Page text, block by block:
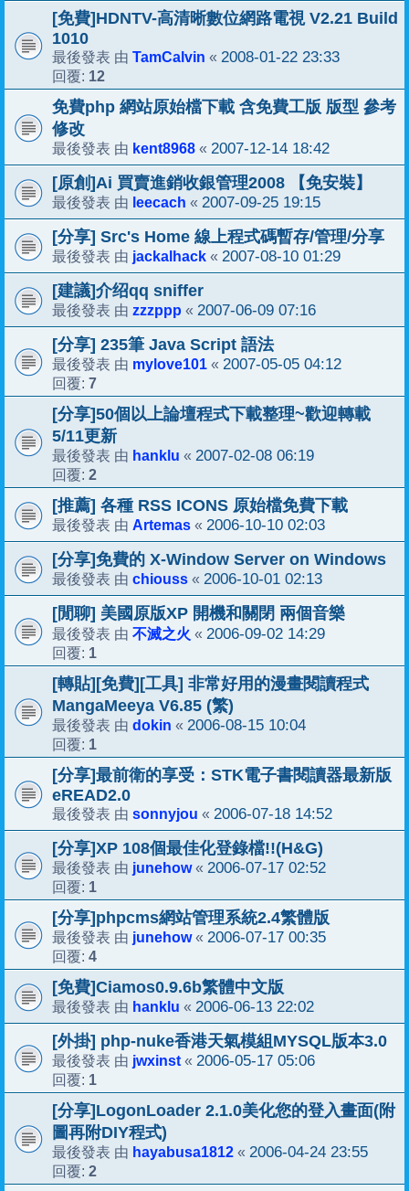
[免費]HDNTV-高清晰數位網路電視 V2.21 Build
1010
最後發表 由 TamCalvin « 2008-01-22 23:33
回覆: 12
免費php 網站原始檔下載 含免費工版 版型 參考
修改
最後發表 由 kent8968 « 2007-12-14 18:42
[原創]Ai 買賣進銷收銀管理2008 【免安裝】
最後發表 由 leecach « 2007-09-25 19:15
[分享] Src's Home 線上程式碼暫存/管理/分享
最後發表 由 jackalhack « 2007-08-10 01:29
[建議]介绍qq sniffer
最後發表 由 zzzppp « 2007-06-09 07:16
[分享] 235筆 Java Script 語法
最後發表 由 mylove101 « 2007-05-05 04:12
回覆: 7
[分享]50個以上論壇程式下載整理~歡迎轉載
5/11更新
最後發表 由 hanklu « 2007-02-08 06:19
回覆: 2
[推薦] 各種 RSS ICONS 原始檔免費下載
最後發表 由 Artemas « 2006-10-10 02:03
[分享]免費的 X-Window Server on Windows
最後發表 由 chiouss « 2006-10-01 02:13
[閒聊] 美國原版XP 開機和關閉 兩個音樂
最後發表 由 不滅之火 « 2006-09-02 14:29
回覆: 1
[轉貼][免費][工具] 非常好用的漫畫閱讀程式
MangaMeeya V6.85 (繁)
最後發表 由 dokin « 2006-08-15 10:04
回覆: 1
[分享]最前衛的享受：STK電子書閱讀器最新版
eREAD2.0
最後發表 由 sonnyjou « 2006-07-18 14:52
[分享]XP 108個最佳化登錄檔!!(H&G)
最後發表 由 junehow« 2006-07-17 02:52
回覆: 1
[分享]phpcms網站管理系統2.4繁體版
最後發表 由 junehow« 2006-07-17 00:35
回覆: 4
[免費]Ciamos0.9.6b繁體中文版
最後發表 由 hanklu « 2006-06-13 22:02
[外掛] php-nuke香港天氣模組MYSQL版本3.0
最後發表 由 jwxinst « 2006-05-17 05:06
回覆: 1
[分享]LogonLoader 2.1.0美化您的登入畫面(附
圖再附DIY程式)
最後發表 由 hayabusa1812 « 2006-04-24 23:55
回覆: 2